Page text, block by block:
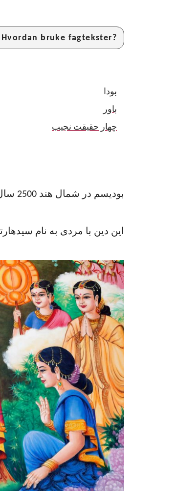
Hvordan bruke fagtekster?
بودا
باور
چهار حقیقت نجیب
بودیسم در شمال هند 2500 سال پیش شکل گرفته است.
این دین با مردی به نام